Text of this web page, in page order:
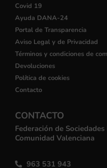
Covid 19
Ayuda DANA-24
Portal de Transparencia
Aviso Legal y de Privacidad
Términos y condiciones de
Devoluciones
Política de cookies
Contacto
CONTACTO
Federación de
Comunidad Valenciana
963 531 943